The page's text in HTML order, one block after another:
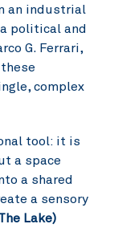
an industrial
political and
G. Ferrari,
complex
tool: it is
a space
a shared
a sensory
Lake)